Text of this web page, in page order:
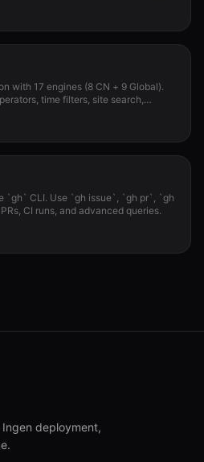
with 17 engines (8 CN + 9 Global).
time filters, site search,
`gh` CLI. Use `gh issue`, `gh pr`, `gh
CI runs, and advanced queries.
deployment,